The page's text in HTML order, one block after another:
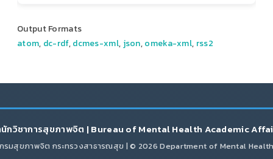
Output Formats
atom, dc-rdf,dcmes-xml, json,omeka-xml, rss2
กวิชาการสุขภาพจิต | Bureau of Mental Health Academic
รมสุขภาพจิต กระทรวงสาธารณสุข | © 2026 Department of Mental